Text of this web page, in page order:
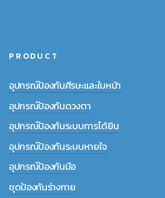
PRODUCT
อุปกรณ์ป้องกันศีรษะและใบหน้า
อุปกรณ์ป้องกันดวงตา
อุปกรณ์ป้องกันระบบการได้ยิน
อุปกรณ์ป้องกันระบบหายใจ
อุปกรณ์ป้องกันมือ
ชุดป้องกันร่างกาย